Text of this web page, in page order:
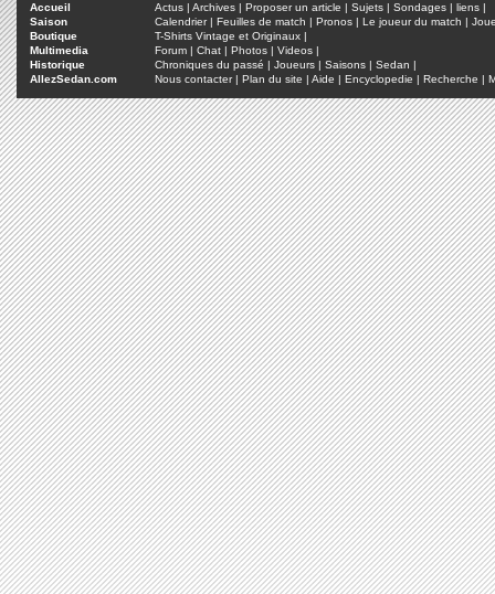
Accueil Actus | Archives | Proposer un article | Sujets | Sondages | liens |
Saison
Calendrier| Feuilles de match | Pronos | Le joueur du match |
Boutique
T-Shirts Vintage et Originaux |
Multimedia
Forum | Chat | Photos | Videos |
Historique
Chroniques du passé | Joueurs | Saisons | Sedan |
AllezSedan.com
Nous contacter| Plan du site | Aide | Encyclopedie | Recherche |